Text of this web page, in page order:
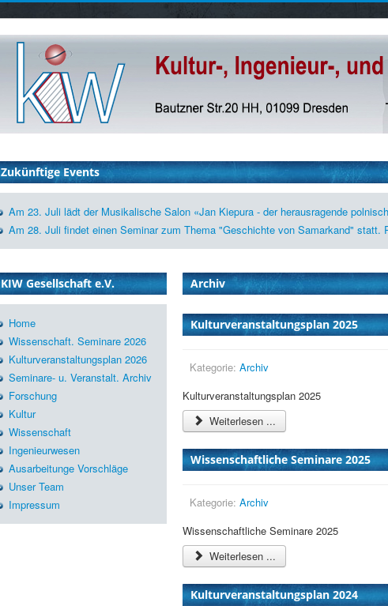
Zukünftige Events
Am 23. Juli lädt der Musikalische Salon «Jan Kiepura - der herausragende
Am 28. Juli findet einen Seminar zum Thema "Geschichte von Samarkand" statt.
KIW Gesellschaft e.V.
Home
Wissenschaft. Seminare 2026
Kulturveranstaltungsplan 2026
Seminare- u. Veranstalt. Archiv
Forschung
Kultur
Wissenschaft
Ingenieurwesen
Ausarbeitunge Vorschläge
Unser Team
Impressum
Archiv
Kulturveranstaltungsplan 2025
Kategorie: Archiv
Kulturveranstaltungsplan 2025
Weiterlesen ...
Wissenschaftliche Seminare 2025
Kategorie: Archiv
Wissenschaftliche Seminare 2025
Weiterlesen ...
Kulturveranstaltungsplan 2024